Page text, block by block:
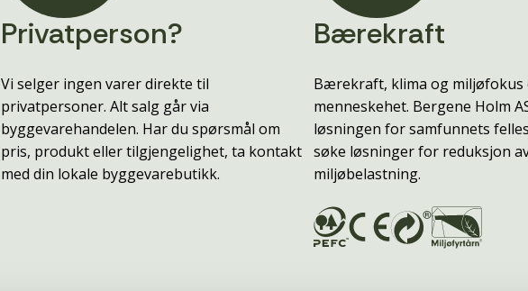
Privatperson?
Vi selger ingen varer direkte til
privatpersoner. Alt salg går via
byggevarehandelen. Har du spørsmål om
pris, produkt eller tilgjengelighet, ta kontakt
med din lokale byggevarebutikk.
Bærekraft
Bærekraft, klima og
menneskehet. Bergene Holm
løsningen for samfunnets
søke løsninger for reduksjon
miljøbelastning.